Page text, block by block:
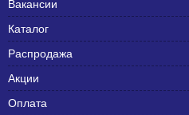
Вакансии
Каталог
Распродажа
Акции
Оплата